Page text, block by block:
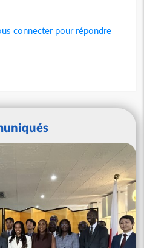
connecter pour répondre